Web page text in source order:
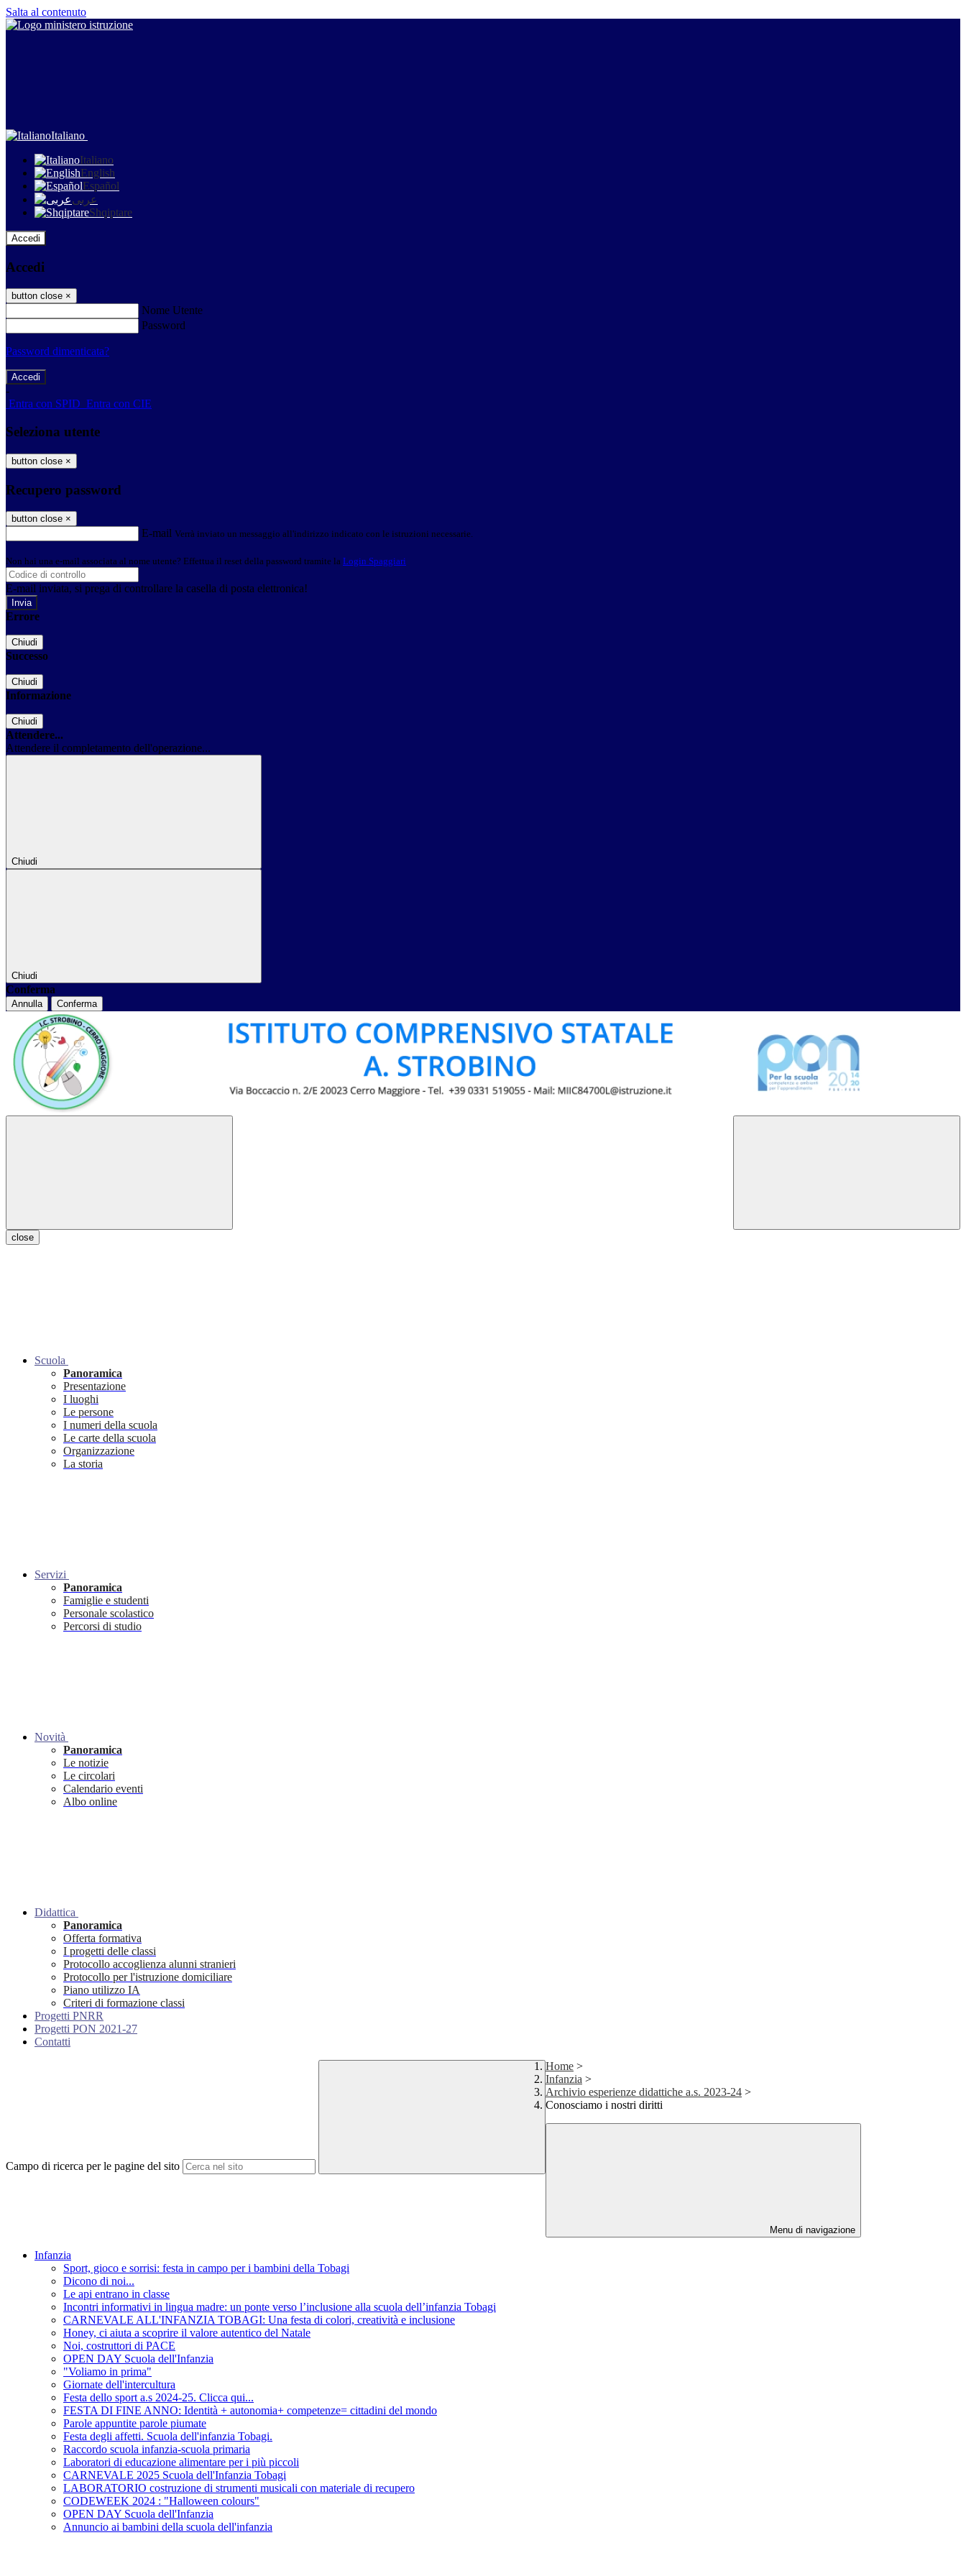
Salta al contenuto
Italiano
Italiano
English
Español
عربى
Shqiptare
Accedi
Accedi
button close ×
Nome Utente
Password
Password dimenticata?
-
Entra con SPID Entra con CIE
Seleziona utente
button close ×
Recupero password
button close ×
E-mail Verrà inviato un messaggio all'indirizzo indicato con le istruzioni necessarie.
Non hai una e-mail associata al nome utente? Effettua il reset della password tramite la Login Spaggiari
E-mail inviata, si prega di controllare la casella di posta elettronica!
Errore
Chiudi
Successo
Chiudi
Informazione
Chiudi
Attendere...
Attendere il completamento dell'operazione...
Chiudi
Chiudi
Conferma
Annulla Conferma
close
Scuola
Panoramica
Presentazione
I luoghi
Le persone
I numeri della scuola
Le carte della scuola
Organizzazione
La storia
Servizi
Panoramica
Famiglie e studenti
Personale scolastico
Percorsi di studio
Novità
Panoramica
Le notizie
Le circolari
Calendario eventi
Albo online
Didattica
Panoramica
Offerta formativa
I progetti delle classi
Protocollo accoglienza alunni stranieri
Protocollo per l'istruzione domiciliare
Piano utilizzo IA
Criteri di formazione classi
Progetti PNRR
Progetti PON 2021-27
Contatti
Campo di ricerca per le pagine del sito
Home >
Infanzia >
Archivio esperienze didattiche a.s. 2023-24 >
Conosciamo i nostri diritti
Menu di navigazione
Infanzia
Sport, gioco e sorrisi: festa in campo per i bambini della Tobagi
Dicono di noi...
Le api entrano in classe
Incontri informativi in lingua madre: un ponte verso l’inclusione alla scuola dell’infanzia Tobagi
CARNEVALE ALL'INFANZIA TOBAGI: Una festa di colori, creatività e inclusione
Honey, ci aiuta a scoprire il valore autentico del Natale
Noi, costruttori di PACE
OPEN DAY Scuola dell'Infanzia
"Voliamo in prima"
Giornate dell'intercultura
Festa dello sport a.s 2024-25. Clicca qui...
FESTA DI FINE ANNO: Identità + autonomia+ competenze= cittadini del mondo
Parole appuntite parole piumate
Festa degli affetti. Scuola dell'infanzia Tobagi.
Raccordo scuola infanzia-scuola primaria
Laboratori di educazione alimentare per i più piccoli
CARNEVALE 2025 Scuola dell'Infanzia Tobagi
LABORATORIO costruzione di strumenti musicali con materiale di recupero
CODEWEEK 2024 : "Halloween colours"
OPEN DAY Scuola dell'Infanzia
Annuncio ai bambini della scuola dell'infanzia